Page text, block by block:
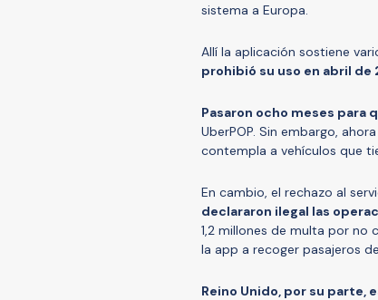
sistema a Europa.
Allí la aplicación sostiene
prohibió su uso en abril de
Pasaron ocho meses para
UberPOP. Sin embargo,
contempla a vehículos que
En cambio, el rechazo al
declararon ilegal las
1,2 millones de multa por no
la app a recoger pasajeros
Reino Unido, por su parte,